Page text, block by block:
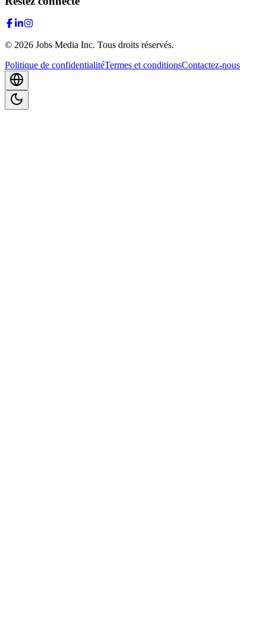
© 2026 Jobs Media Inc. Tous droits réservés.
Politique de confidentialitéTermes et conditionsContactez-nous